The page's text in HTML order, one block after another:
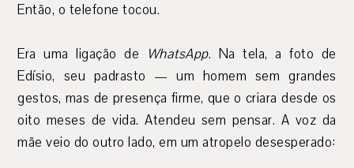
Então, o telefone tocou.
Era uma ligação de WhatsApp. Na tela, a foto de
Edísio, seu padrasto — um homem sem grandes
gestos, mas de presença firme, que o criara desde os
oito meses de vida. Atendeu sem pensar. A voz da
mãe veio do outro lado, em um atropelo desesperado: